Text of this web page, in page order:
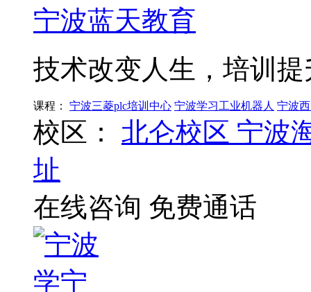
宁波蓝天教育
技术改变人生，培训
课程： 宁波三菱plc培训中心 宁波学习工业机器人 宁波
校区： 北仑校区 宁波
址
在线咨询 免费通话